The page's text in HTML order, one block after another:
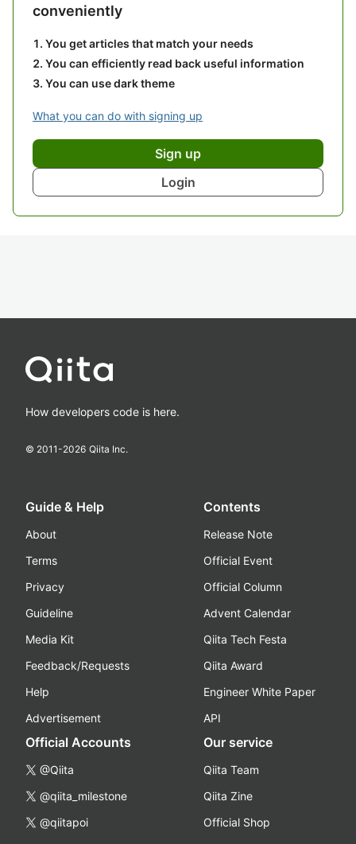
conveniently
You get articles that match your needs
You can efficiently read back useful information
You can use dark theme
What you can do with signing up
Sign up
Login
How developers code is here.
© 2011-2026 Qiita Inc.
Guide & Help
About
Terms
Privacy
Guideline
Media Kit
Feedback/Requests
Help
Advertisement
Contents
Release Note
Official Event
Official Column
Advent Calendar
Qiita Tech Festa
Qiita Award
Engineer White Paper
API
Official Accounts
@Qiita
@qiita_milestone
@qiitapoi
Our service
Qiita Team
Qiita Zine
Official Shop